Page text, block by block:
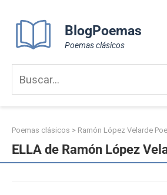
content
BlogPoemas
Poemas clásicos
Poemas clásicos > Ramón López Velarde
ELLA de Ramón López